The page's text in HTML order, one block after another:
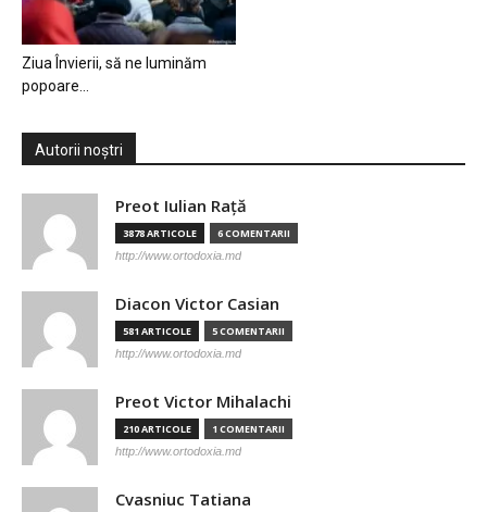
Ziua Învierii, să ne luminăm
popoare…
Autorii noștri
Preot Iulian Raţă
3878 ARTICOLE 6 COMENTARII
http://www.ortodoxia.md
Diacon Victor Casian
581 ARTICOLE 5 COMENTARII
http://www.ortodoxia.md
Preot Victor Mihalachi
210 ARTICOLE 1 COMENTARII
http://www.ortodoxia.md
Cvasniuc Tatiana